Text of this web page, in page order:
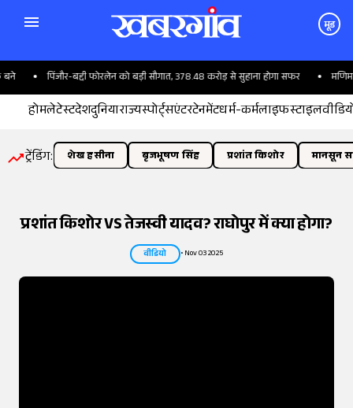
मूड
फोरलेन को बड़ी सौगात, 378.48 करोड़ से सुहाना होगा सफर मणिमहेश यात्रा पर
होमलेटेस्टदेशदुनियाराज्यस्पोर्ट्सएंटरटेनमेंटधर्म-कर्मलाइफस्टाइल
ट्रेंडिंग: शेख हसीना बृजभूषण सिंह प्रशांत किशोर मानसून
प्रशांत किशोर VS तेजस्वी यादव? राघोपुर में क्या होगा?
वीडियो •Nov 03 2025